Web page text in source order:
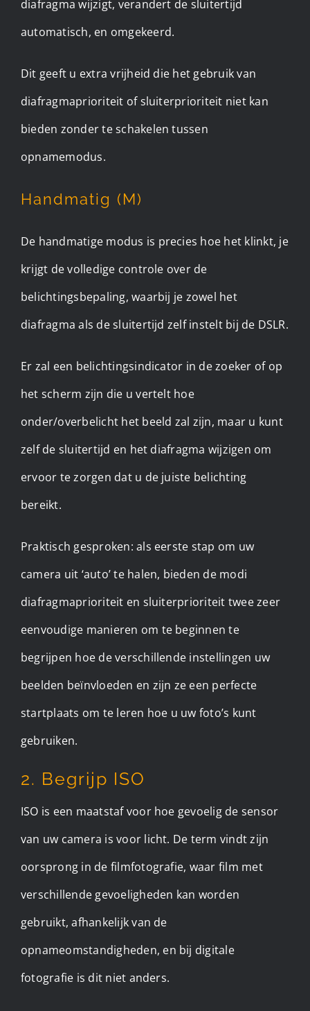
diafragma wijzigt, verandert de sluitertijd
automatisch, en omgekeerd.
Dit geeft u extra vrijheid die het gebruik van
diafragmaprioriteit of sluiterprioriteit niet kan
bieden zonder te schakelen tussen
opnamemodus.
Handmatig (M)
De handmatige modus is precies hoe het klinkt, je
krijgt de volledige controle over de
belichtingsbepaling, waarbij je zowel het
diafragma als de sluitertijd zelf instelt bij de DSLR.
Er zal een belichtingsindicator in de zoeker of op
het scherm zijn die u vertelt hoe
onder/overbelicht het beeld zal zijn, maar u kunt
zelf de sluitertijd en het diafragma wijzigen om
ervoor te zorgen dat u de juiste belichting
bereikt.
Praktisch gesproken: als eerste stap om uw
camera uit ‘auto’ te halen, bieden de modi
diafragmaprioriteit en sluiterprioriteit twee zeer
eenvoudige manieren om te beginnen te
begrijpen hoe de verschillende instellingen uw
beelden beïnvloeden en zijn ze een perfecte
startplaats om te leren hoe u uw foto’s kunt
gebruiken.
2. Begrijp ISO
ISO is een maatstaf voor hoe gevoelig de sensor
van uw camera is voor licht. De term vindt zijn
oorsprong in de filmfotografie, waar film met
verschillende gevoeligheden kan worden
gebruikt, afhankelijk van de
opnameomstandigheden, en bij digitale
fotografie is dit niet anders.